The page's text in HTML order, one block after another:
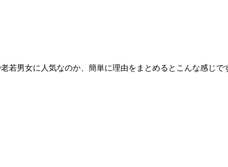
若男女に人気なのか、簡単に理由をまとめるとこんな感じで